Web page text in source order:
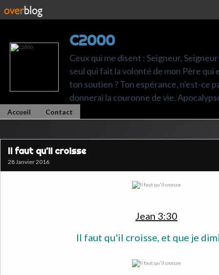
C2000
Ceux qui me disent : Seigneur,
seul qui fait la volonté de mon Père
ton soutien ? Ton espérance, n'est-ce
donnerai la couronne de vie.
Accueil Contact
Il faut qu'il croisse
28 Janvier 2016
Jean 3:30
Il faut qu'il croisse, et que je